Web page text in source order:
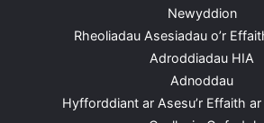
Newyddion
Rheoliadau Asesiadau o’r
Adroddiadau HIA
Adnoddau
Hyfforddiant ar Asesu’r Effaith